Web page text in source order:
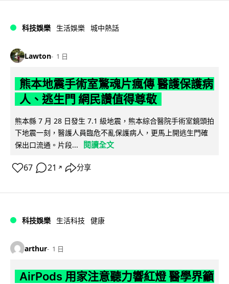
科技娛樂 生活娛樂 城中熱話
Lawton 1 日
熊本地震手術室驚魂片瘋傳 醫護保護病
人、逃生門 網民讚值得尊敬
熊本縣 7 月 28 日發生 7.1 級地震，熊本綜合醫院手術室鏡頭拍
下地震一刻，醫護人員臨危不亂保護病人，更馬上開逃生門確
保出口流通。片段...
閱讀全文
67 21 ↗ 分享
科技娛樂 生活科技 健康
arthur 1 日
AirPods 用家注意聽力響紅燈 醫學界籲